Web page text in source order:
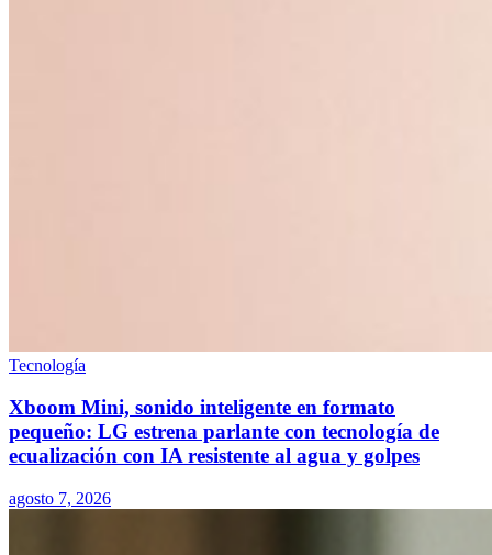
Tecnología
Xboom Mini, sonido inteligente en formato
pequeño: LG estrena parlante con tecnología de
ecualización con IA resistente al agua y golpes
agosto 7, 2026